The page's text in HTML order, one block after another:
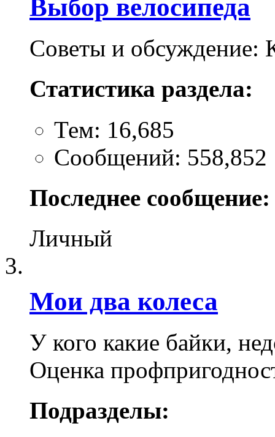
Выбор велосипеда
Советы и обсуждение:
Статистика раздела:
Тем: 16,685
Сообщений: 558,852
Последнее сообщение:
Личный
Мои два колеса
У кого какие байки,
Оценка
Подразделы: